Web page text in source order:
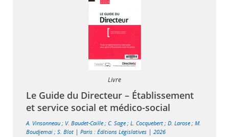
Livre
Le Guide du Directeur – Établissement
et service social et médico-social
A. Vinsonneau ; V. Baudet-Caille ; C. Sage ; L. Cocquebert ; D. Larose ; M.
Boudjemai ; S. Blot | Paris : Éditions Législatives | 2026